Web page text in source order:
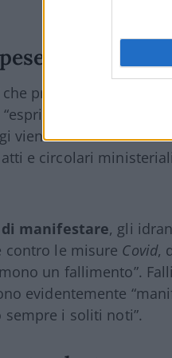
nel silenzio
che provano a forzare
“esprimono un
viene richiamata da
e circolari
manifestare, gli
contro le misure Covid,
un fallimento”.
evidentemente
i soliti noti”.